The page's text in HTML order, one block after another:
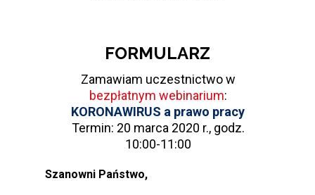
FORMULARZ
Zamawiam uczestnictwo w
bezpłatnym webinarium:
KORONAWIRUS a prawo pracy
Termin: 20 marca 2020 r., godz.
10:00-11:00
Szanowni Państwo,